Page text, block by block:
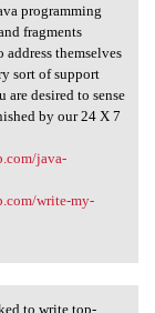
programming
fragments
themselves
sort of support
are desired to sense
by our 24 X 7
java-
write-my-
to write top-